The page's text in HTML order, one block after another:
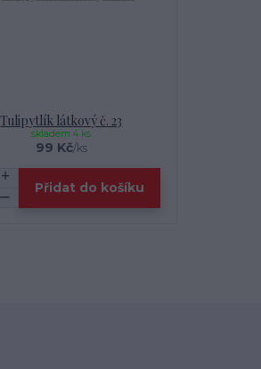
Tulipytlík látkový č. 23
99 Kč/ks
skladem 4 ks
Přidat do košíku